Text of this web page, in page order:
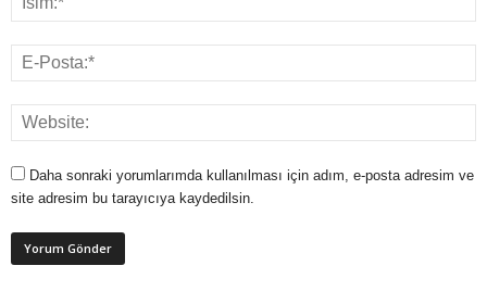
Daha sonraki yorumlarımda kullanılması için adım, e-posta adresim ve
site adresim bu tarayıcıya kaydedilsin.